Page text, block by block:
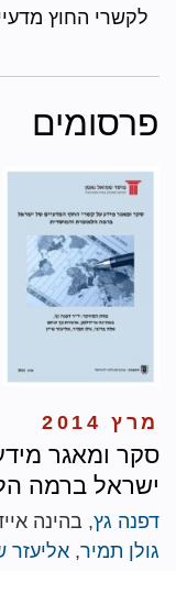
לקשרי החוץ
פרסומים
מרץ 2014
סקר ומאגר
ישראל ברמה
דפנה גץ, בהינה
גולן תמיר, אליעזר